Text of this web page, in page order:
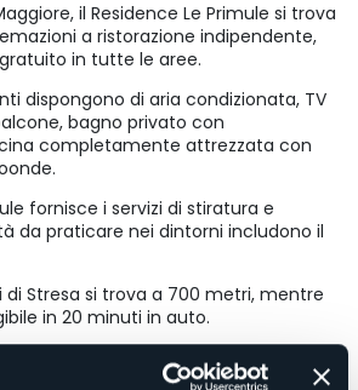
il Residence Le Primule si trova
a ristorazione indipendente,
in tutte le aree.
dispongono di aria condizionata, TV
bagno privato con
completamente attrezzata con
fornisce i servizi di stiratura e
da praticare nei dintorni includono il
Stresa si trova a 700 metri, mentre
in 20 minuti in auto.